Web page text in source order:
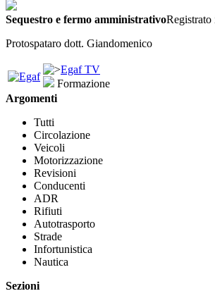
Sequestro e fermo amministrativo
Protospataro dott. Giandomenico
Egaf TV
Formazione
Argomenti
Tutti
Circolazione
Veicoli
Motorizzazione
Revisioni
Conducenti
ADR
Rifiuti
Autotrasporto
Strade
Infortunistica
Nautica
Sezioni